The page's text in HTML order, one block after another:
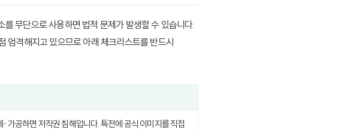
무단으로 사용하면 법적 문제가 발생할 수 있습니다.
엄격해지고 있으므로 아래 체크리스트를 반드시
가공하면 저작권 침해입니다. 특전에 공식 이미지를 직접